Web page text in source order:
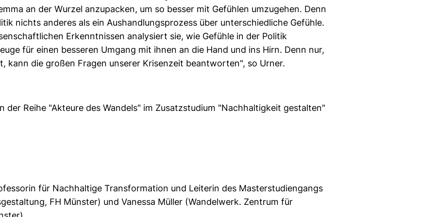
an der Wurzel anzupacken, um so besser mit Gefühlen umzugehen. Denn
nichts anderes als ein Aushandlungsprozess über unterschiedliche Gefühle.
Erkenntnissen analysiert sie, wie Gefühle in der Politik
für einen besseren Umgang mit ihnen an die Hand und ins Hirn. Denn nur,
kann die großen Fragen unserer Krisenzeit beantworten", so Urner.
der Reihe "Akteure des Wandels" im Zusatzstudium "Nachhaltigkeit gestalten"
für Nachhaltige Transformation und Leiterin des Masterstudiengangs
FH Münster) und Vanessa Müller (Wandelwerk. Zentrum für